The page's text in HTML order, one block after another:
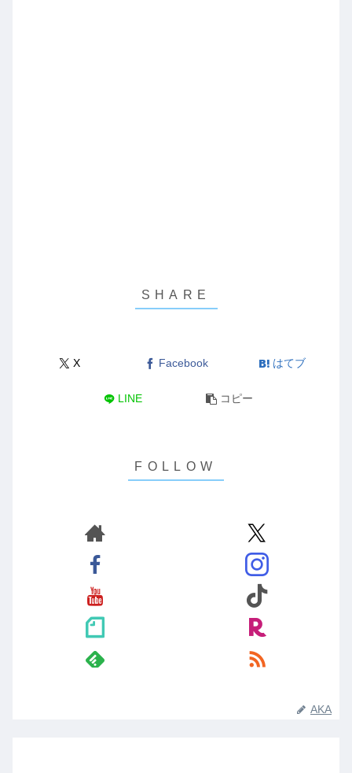
X Facebook はてブ
LINE コピー
AKA